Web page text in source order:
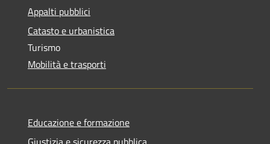
Appalti pubblici
Catasto e urbanistica
Turismo
Mobilità e trasporti
Educazione e formazione